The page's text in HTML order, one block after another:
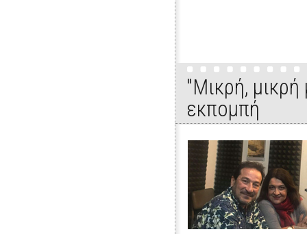
"Μικρή,
εκπομπή